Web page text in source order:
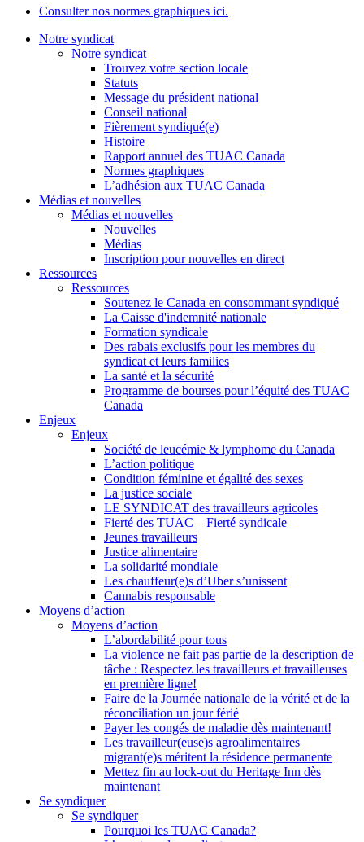
Consulter nos normes graphiques ici.
Notre syndicat
Notre syndicat
Trouvez votre section locale
Statuts
Message du président national
Conseil national
Fièrement syndiqué(e)
Histoire
Rapport annuel des TUAC Canada
Normes graphiques
L’adhésion aux TUAC Canada
Médias et nouvelles
Médias et nouvelles
Nouvelles
Médias
Inscription pour nouvelles en direct
Ressources
Ressources
Soutenez le Canada en consommant syndiqué
La Caisse d'indemnité nationale
Formation syndicale
Des rabais exclusifs pour les membres du
syndicat et leurs families
La santé et la sécurité
Programme de bourses pour l’équité des TUAC
Canada
Enjeux
Enjeux
Société de leucémie & lymphome du Canada
L’action politique
Condition féminine et égalité des sexes
La justice sociale
LE SYNDICAT des travailleurs agricoles
Fierté des TUAC – Fierté syndicale
Jeunes travailleurs
Justice alimentaire
La solidarité mondiale
Les chauffeur(e)s d’Uber s’unissent
Cannabis responsable
Moyens d’action
Moyens d’action
L’abordabilité pour tous
La violence ne fait pas partie de la description de
tâche : Respectez les travailleurs et travailleuses
en première ligne!
Faire de la Journée nationale de la vérité et de la
réconciliation un jour férié
Payer les congés de maladie dès maintenant!
Les travailleur(euse)s agroalimentaires
migrant(e)s méritent la résidence permanente
Mettez fin au lock-out du Heritage Inn dès
maintenant
Se syndiquer
Se syndiquer
Pourquoi les TUAC Canada?